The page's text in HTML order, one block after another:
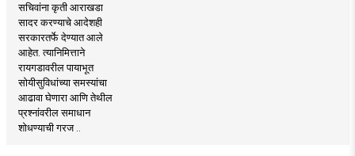
सचिवांना कृती आराखडा
सादर करण्याचे आदेशही
सरकारतर्फे देण्यात आले
आहेत. त्यानिमित्ताने
रायगडावरील पायाभूत
सोयीसुविधांच्या समस्यांचा
आढावा घेणारा आणि तेथील
प्रश्नांवरील समाधान
शोधण्याची गरज ..